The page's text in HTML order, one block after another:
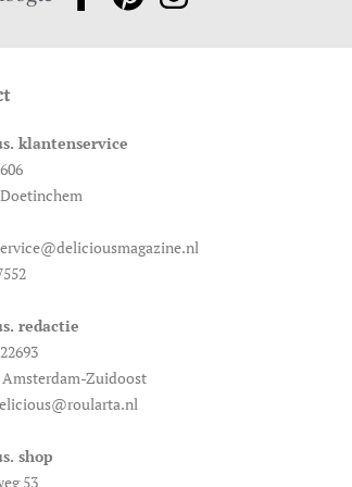
klantenservice
redactie
Amsterdam-Zuidoost
shop
53